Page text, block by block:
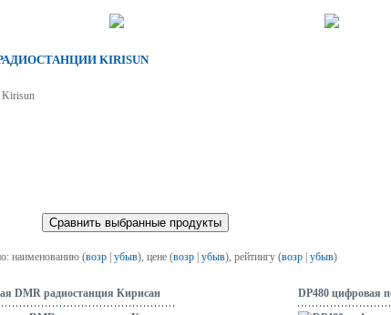
KIRISUN
Kirisun
наименованию (возр| убыв), цене (возр| убыв), рейтингу (возр| убыв)
DMR радиостанция Кирисан DP480 цифровая